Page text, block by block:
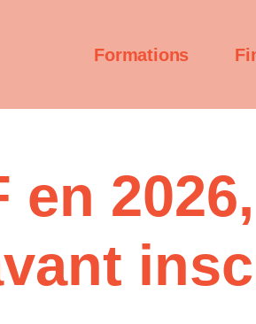
Formations
en